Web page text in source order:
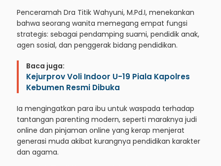
Penceramah Dra Titik Wahyuni, M.Pd.I, menekankan
bahwa seorang wanita memegang empat fungsi
strategis: sebagai pendamping suami, pendidik anak,
agen sosial, dan penggerak bidang pendidikan.
Baca juga:
Kejurprov Voli Indoor U-19 Piala Kapolres
Kebumen Resmi Dibuka
Ia mengingatkan para ibu untuk waspada terhadap
tantangan parenting modern, seperti maraknya judi
online dan pinjaman online yang kerap menjerat
generasi muda akibat kurangnya pendidikan karakter
dan agama.